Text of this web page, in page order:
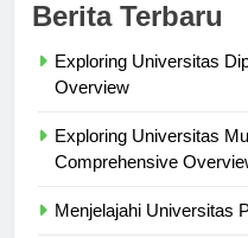
Exploring Universitas
Exploring Universitas